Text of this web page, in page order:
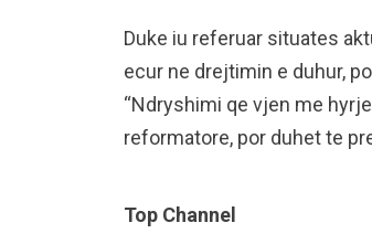
Duke iu referuar situates
ecur ne drejtimin e duhur,
“Ndryshimi qe vjen me
reformatore, por duhet te
Top Channel